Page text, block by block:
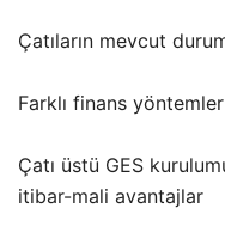
Çatıların mevcut
Farklı finans
Çatı üstü GES
itibar-mali avantajlar